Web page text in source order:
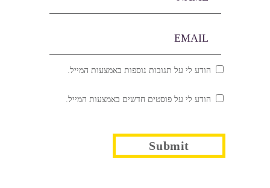
הודע לי על תגובות נוספות באמצעות המייל.
הודע לי על פוסטים חדשים באמצעות המייל.